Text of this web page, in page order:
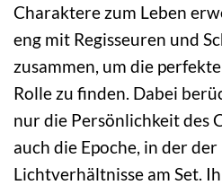
Charaktere zum Leben
eng mit Regisseuren und
zusammen, um die
Rolle zu finden. Dabei
nur die Persönlichkeit des
auch die Epoche, in der
Lichtverhältnisse am Set.